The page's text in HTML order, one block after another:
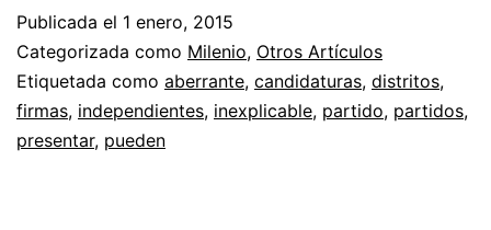
Publicada el 1 enero, 2015
Categorizada como Milenio, Otros Artículos
Etiquetada como aberrante, candidaturas, distritos,
firmas, independientes, inexplicable, partido, partidos,
presentar, pueden